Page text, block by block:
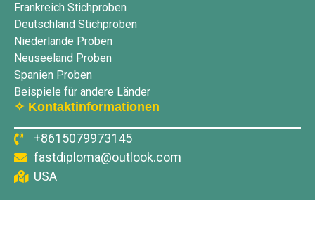
Frankreich Stichproben
Deutschland Stichproben
Niederlande Proben
Neuseeland Proben
Spanien Proben
Beispiele für andere Länder
✧ Kontaktinformationen
+8615079973145
fastdiploma@outlook.com
USA